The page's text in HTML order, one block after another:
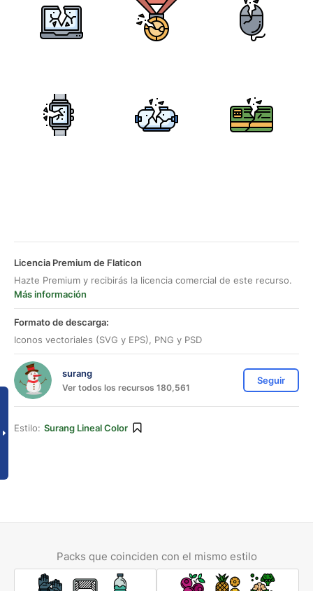
Licencia Premium de Flaticon
Hazte Premium y recibirás la licencia comercial de este recurso.
Más información
Formato de descarga:
Iconos vectoriales (SVG y EPS), PNG y PSD
surang
Ver todos los recursos 180,561
Seguir
Estilo: Surang Lineal Color
Packs que coinciden con el mismo estilo